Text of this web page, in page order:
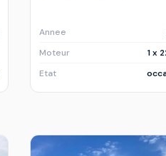
Annee
Moteur
1 x
Etat